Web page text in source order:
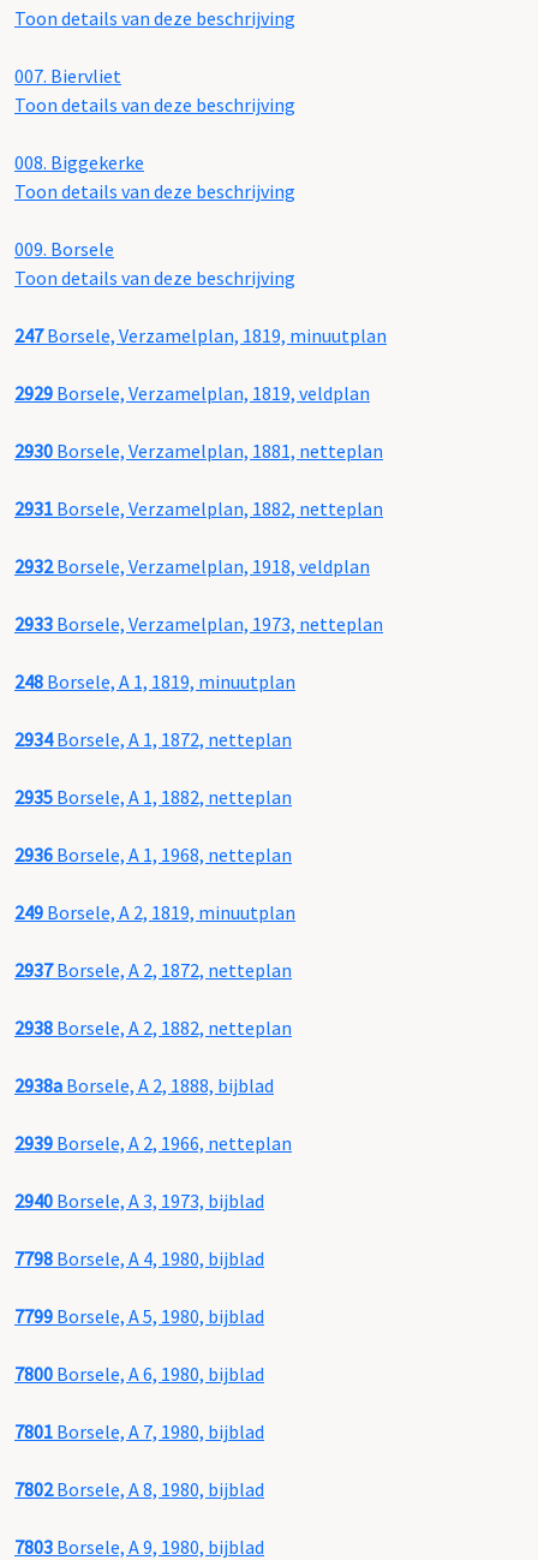
Toon details van deze beschrijving
007. Biervliet
Toon details van deze beschrijving
008. Biggekerke
Toon details van deze beschrijving
009. Borsele
Toon details van deze beschrijving
247Borsele, Verzamelplan, 1819, minuutplan
2929 Borsele, Verzamelplan, 1819, veldplan
2930 Borsele, Verzamelplan, 1881, netteplan
2931 Borsele, Verzamelplan, 1882, netteplan
2932Borsele, Verzamelplan, 1918, veldplan
2933 Borsele, Verzamelplan, 1973, netteplan
248 Borsele, A 1, 1819, minuutplan
2934Borsele, A 1, 1872, netteplan
2935 Borsele, A 1, 1882, netteplan
2936 Borsele, A 1, 1968, netteplan
249 Borsele, A 2, 1819, minuutplan
2937Borsele, A 2, 1872, netteplan
2938 Borsele, A 2, 1882, netteplan
2938a Borsele, A 2, 1888, bijblad
2939 Borsele, A 2, 1966, netteplan
2940 Borsele, A 3, 1973, bijblad
7798 Borsele, A 4, 1980, bijblad
7799 Borsele, A 5, 1980, bijblad
7800 Borsele, A 6, 1980, bijblad
7801 Borsele, A 7, 1980, bijblad
7802Borsele, A 8, 1980, bijblad
7803 Borsele, A 9, 1980, bijblad